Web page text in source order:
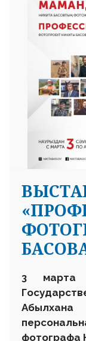
3
фотографа